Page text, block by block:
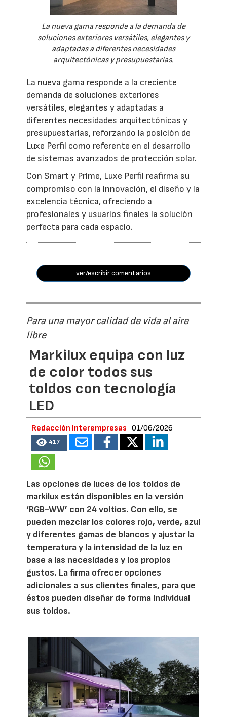
La nueva gama responde a la demanda de
soluciones exteriores versátiles, elegantes y
adaptadas a diferentes necesidades
arquitectónicas y presupuestarias.
La nueva gama responde a la creciente
demanda de soluciones exteriores
versátiles, elegantes y adaptadas a
diferentes necesidades arquitectónicas y
presupuestarias, reforzando la posición de
Luxe Perfil como referente en el desarrollo
de sistemas avanzados de protección solar.
Con Smart y Prime, Luxe Perfil reafirma su
compromiso con la innovación, el diseño y la
excelencia técnica, ofreciendo a
profesionales y usuarios finales la solución
perfecta para cada espacio.
ver/escribir comentarios
Para una mayor calidad de vida al aire
libre
Markilux equipa con luz
de color todos sus
toldos con tecnología
LED
Redacción Interempresas 01/06/2026
417
Las opciones de luces de los toldos de
markilux están disponibles en la versión
‘RGB-WW’ con 24 voltios. Con ello, se
pueden mezclar los colores rojo, verde, azul
y diferentes gamas de blancos y ajustar la
temperatura y la intensidad de la luz en
base a las necesidades y los propios
gustos. La firma ofrecer opciones
adicionales a sus clientes finales, para que
éstos pueden diseñar de forma individual
sus toldos.